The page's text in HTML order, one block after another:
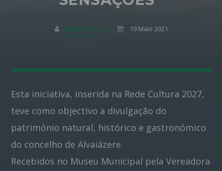
Pinterest
Jaime Pessoa 19 Maio 2021
Esta iniciativa, inserida na Rede Cultura 2027,
teve como objectivo a divulgação do
património natural, histórico e gastronómico
do concelho de Alvaiázere.
Recebidos no Museu Municipal pela Vereadora